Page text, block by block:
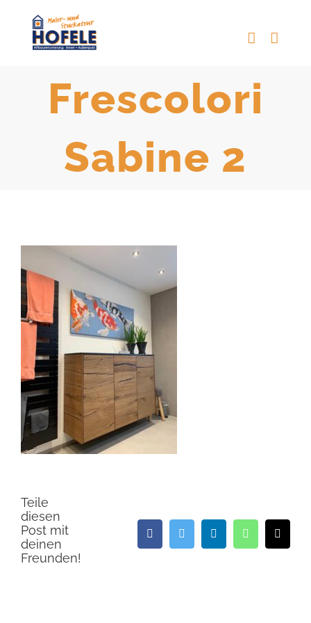
Frescolori
Sabine 2
Teile
diesen
Post mit
deinen
Freunden!
FacebookTwitter LinkedIn WhatsApp
Mail